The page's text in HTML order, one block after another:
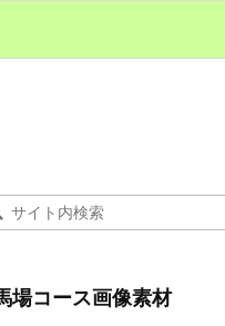
場コース画像素材